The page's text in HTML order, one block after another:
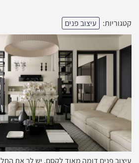
קטגוריות: עיצוב פנים
עיצוב פנים דומה מאוד לקסם. יש לך את